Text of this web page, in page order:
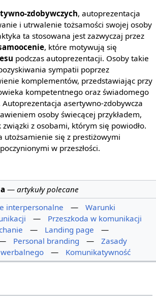
zdobywczych, autoprezentacja
i utrwalenie tożsamości swojej osoby
ta stosowana jest zazwyczaj przez
, które motywują się
podczas autoprezentacji. Osoby takie
sympatii poprzez
komplementów, przedstawiając przy
kompetentnego oraz świadomego
Autoprezentacja asertywno-zdobywcza
osoby świecącej przykładem,
z osobami, którym się powiodło.
utożsamienie się z prestiżowymi
w przeszłości.
—artykuły polecane
interpersonalne
—
Warunki
—
Przeszkoda w komunikacji
— Landing page
—
Personal branding —
Zasady
— Komunikatywność